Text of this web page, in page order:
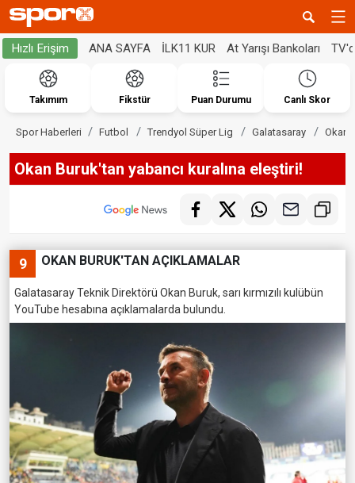
Hızlı Erişim ANA SAYFA İLK11 KUR At Yarışı Bankoları
Takımım Fikstür Puan Durumu Canlı Skor
Spor Haberleri Futbol Trendyol Süper Lig Galatasaray Okan
Okan Buruk'tan yabancı kuralına eleştiri!
9 OKAN BURUK'TAN AÇIKLAMALAR
Galatasaray Teknik Direktörü Okan Buruk, sarı kırmızılı kulübün
YouTube hesabına açıklamalarda bulundu.